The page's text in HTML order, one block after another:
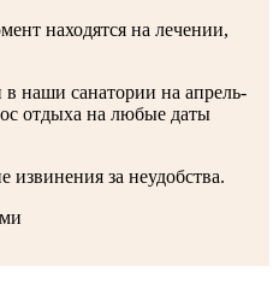
находятся на лечении,
наши санатории на апрель-
отдыха на любые даты
за неудобства.